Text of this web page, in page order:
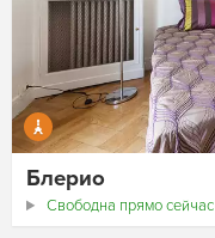
Блерио
Свободна прямо сейчас